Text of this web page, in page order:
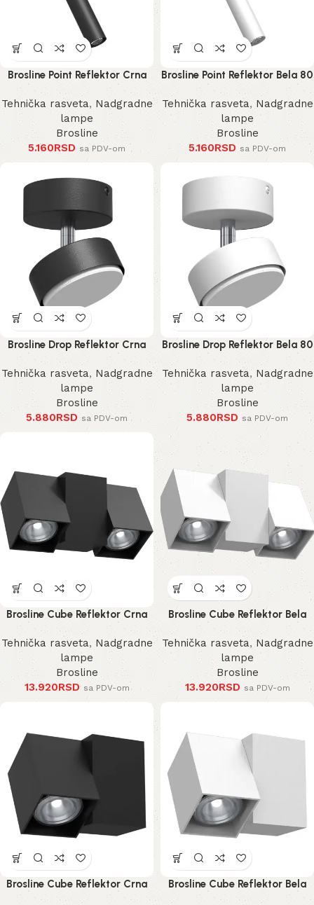
Brosline Point Reflektor Crna
80 mm 170 mm 2281 mm
Tehnička rasveta, Nadgradne
lampe
Brosline
5.160RSD sa PDV-om
Brosline Point Reflektor Bela 80
mm 170 mm 2283 mm
Tehnička rasveta, Nadgradne
lampe
Brosline
5.160RSD sa PDV-om
Brosline Drop Reflektor Crna
80 mm 100 mm
Tehnička rasveta, Nadgradne
lampe
Brosline
5.880RSD sa PDV-om
Brosline Drop Reflektor Bela 80
mm 100 mm
Tehnička rasveta, Nadgradne
lampe
Brosline
5.880RSD sa PDV-om
Brosline Cube Reflektor Crna
185 mm
Tehnička rasveta, Nadgradne
lampe
Brosline
13.920RSD sa PDV-om
Brosline Cube Reflektor Bela
185 mm
Tehnička rasveta, Nadgradne
lampe
Brosline
13.920RSD sa PDV-om
Brosline Cube Reflektor Crna
125 mm
Brosline Cube Reflektor Bela
125 mm